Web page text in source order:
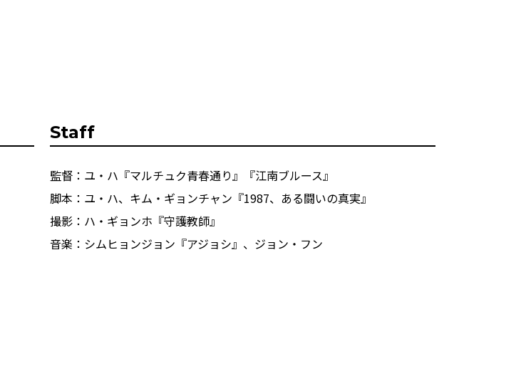
Staff
監督：ユ・ハ『マルチュク青春通り』『江南ブルース』
脚本：ユ・ハ、キム・ギョンチャン『1987、ある闘いの真実』
撮影：ハ・ギョンホ『守護教師』
音楽：シムヒョンジョン『アジョシ』、ジョン・フン